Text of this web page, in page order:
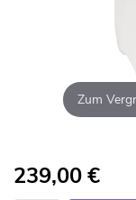
Zum
239,00€